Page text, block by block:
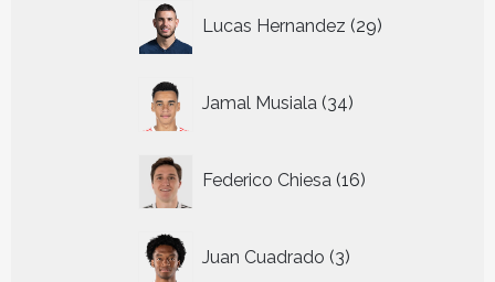
Lucas Hernandez 29
producten
Jamal Musiala 34
producten
Federico Chiesa 16
producten
Juan Cuadrado 3
producten